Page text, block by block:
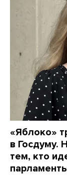
«Яблоко»
в Госдуму.
тем, кто